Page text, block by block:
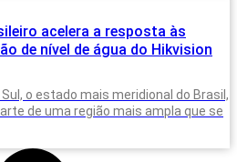
acelera a resposta às
de nível de água do Hikvision
o estado mais meridional do Brasil,
de uma região mais ampla que se